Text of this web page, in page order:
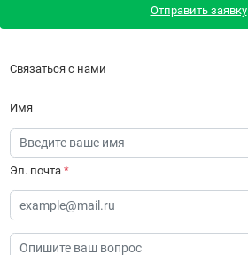
Отправить заявку
Связаться с нами
Имя
Эл. почта *